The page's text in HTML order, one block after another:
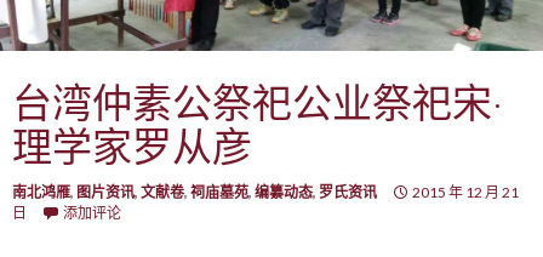
台湾仲素公祭祀公业祭祀宋·
理学家罗从彦
南北鸿雁, 图片资讯, 文献卷, 祠庙墓苑, 编纂动态, 罗氏资讯
2015 年 12 月 21
日
添加评论